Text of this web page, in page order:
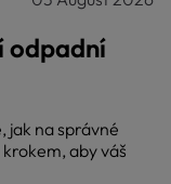
odpadní
jak na správné
aby váš